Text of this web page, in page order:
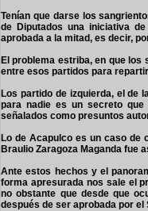
Tenían que darse los
de Diputados una iniciativa
aprobada a la mitad, es decir,
El problema estriba, en que
entre esos partidos para
Los partido de izquierda, el de
para nadie es un secreto
señalados como presuntos
Lo de Acapulco es un caso de
Braulio Zaragoza Maganda fue
Ante estos hechos y el
forma apresurada nos sale el
no obstante que desde que
después de ser aprobada por el